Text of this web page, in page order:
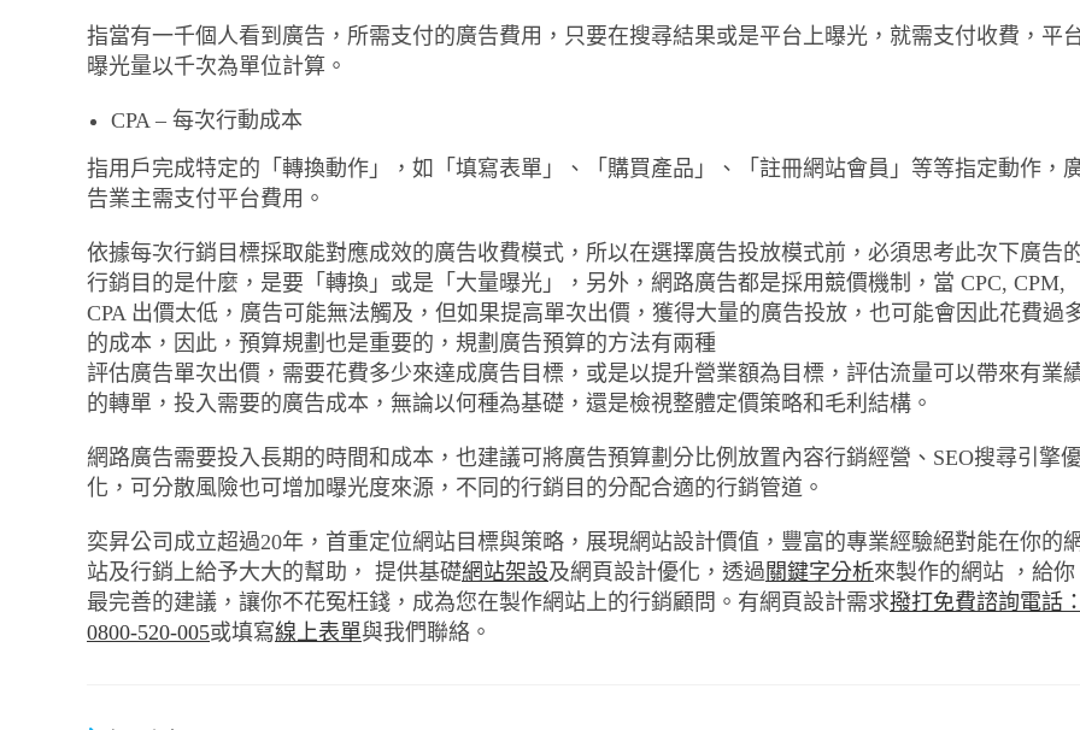
指當有一千個人看到廣告，所需支付的廣告費用，只要在搜尋結果或是平台上曝光，就需支付收費，平
曝光量以千次為單位計算。
CPA – 每次行動成本
指用戶完成特定的「轉換動作」，如「填寫表單」、「購買產品」、「註冊網站會員」等等指定動作，
告業主需支付平台費用。
依據每次行銷目標採取能對應成效的廣告收費模式，所以在選擇廣告投放模式前，必須思考此次下廣告
行銷目的是什麼，是要「轉換」或是「大量曝光」，另外，網路廣告都是採用競價機制，當 CPC, CPM,
CPA 出價太低，廣告可能無法觸及，但如果提高單次出價，獲得大量的廣告投放，也可能會因此花費過
的成本，因此，預算規劃也是重要的，規劃廣告預算的方法有兩種
評估廣告單次出價，需要花費多少來達成廣告目標，或是以提升營業額為目標，評估流量可以帶來有業
的轉單，投入需要的廣告成本，無論以何種為基礎，還是檢視整體定價策略和毛利結構。
網路廣告需要投入長期的時間和成本，也建議可將廣告預算劃分比例放置內容行銷經營、SEO搜尋引擎
化，可分散風險也可增加曝光度來源，不同的行銷目的分配合適的行銷管道。
奕昇公司成立超過20年，首重定位網站目標與策略，展現網站設計價值，豐富的專業經驗絕對能在你的
站及行銷上給予大大的幫助， 提供基礎網站架設及網頁設計優化，透過關鍵字分析來製作的網站 ，給你
最完善的建議，讓你不花冤枉錢，成為您在製作網站上的行銷顧問。有網頁設計需求撥打免費諮詢電話
0800-520-005或填寫線上表單與我們聯絡。